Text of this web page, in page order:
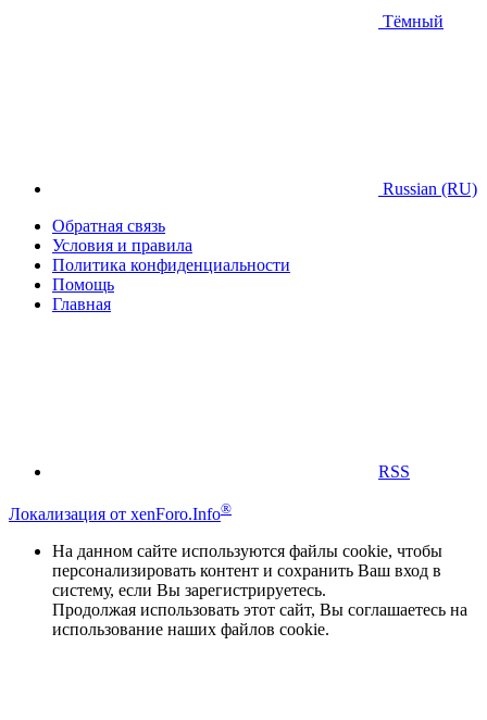
Тёмный
Russian (RU)
Обратная связь
Условия и правила
Политика конфиденциальности
Помощь
Главная
RSS
Локализация от xenForo.Info®
На данном сайте используются файлы cookie, чтобы
персонализировать контент и сохранить Ваш вход в
систему, если Вы зарегистрируетесь.
Продолжая использовать этот сайт, Вы соглашаетесь на
использование наших файлов cookie.